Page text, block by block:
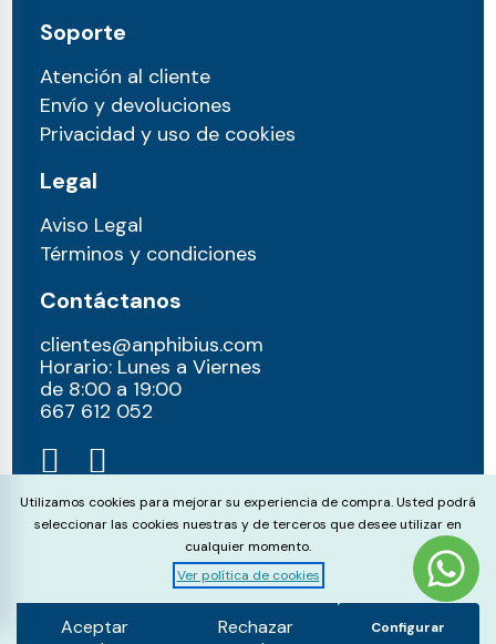
Soporte
Atención al cliente
Envío y devoluciones
Privacidad y uso de cookies
Legal
Aviso Legal
Términos y condiciones
Contáctanos
clientes@anphibius.com
Horario: Lunes a Viernes
de 8:00 a 19:00
667 612 052​
© anphibius, 2026
Pago 100% seguros con:
Cookie Consent
Utilizamos cookies para mejorar su experiencia de compra. Usted podrá
seleccionar las cookies nuestras y de terceros que desee utilizar en
cualquier momento.
Ver política de cookies
Aceptar
Rechazar
Configurar